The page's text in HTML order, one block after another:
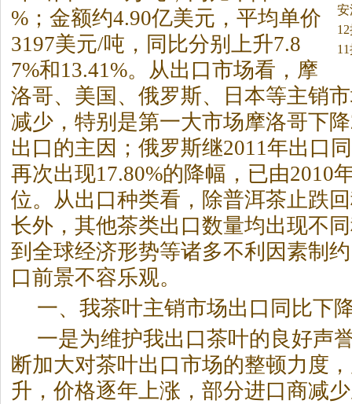
处
%；金额约4.90亿美元，平均单价
3197美元/吨，同比分别上升7.8
7%和13.41%。从出口市场看，摩
洛哥、美国、俄罗斯、日本等主销
减少，特别是第一大市场摩洛哥下
出口的主因；俄罗斯继2011年出口
再次出现17.80%的降幅，已由2010
位。从出口种类看，除普洱茶止跌
长外，其他茶类出口数量均出现不
到全球经济形势等诸多不利因素制
口前景不容乐观。
一、我茶叶主销市场出口同比下
一是为维护我出口茶叶的良好声
断加大对茶叶出口市场的整顿力度
升，价格逐年上涨，部分进口商减